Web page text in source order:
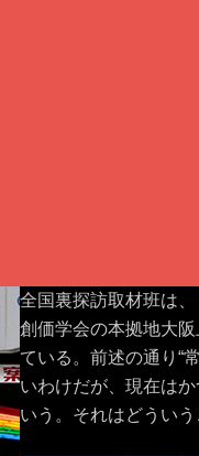
全国裏探訪取材班は
創価学会の本拠地大
ている。前述の通り“
いわけだが、現在は
いう。それはどういう